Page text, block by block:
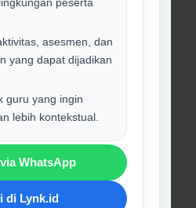
Virus Kelas
guru menyusun
virus, mulai dari ciri,
siklus litik-lisogenik,
refleksi kasus nyata.